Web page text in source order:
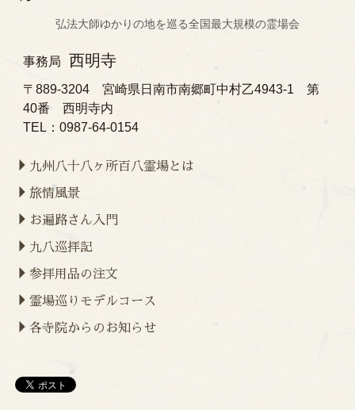
弘法大師ゆかりの地を巡る全国最大規模の霊場会
事務局 西明寺
〒889-3204 宮崎県日南市南郷町中村乙4943-1 第
40番 西明寺内
TEL：0987-64-0154
九州八十八ヶ所百八霊場とは
旅情風景
お遍路さん入門
九八巡拝記
参拝用品の注文
霊場巡りモデルコース
各寺院からのお知らせ